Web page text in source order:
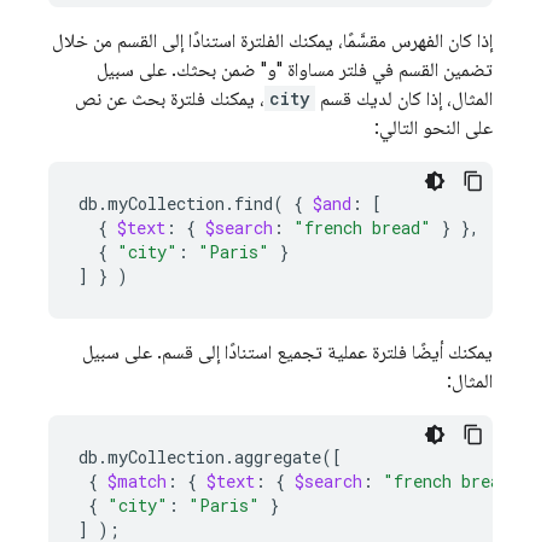
إذا كان الفهرس مقسَّمًا، يمكنك الفلترة استنادًا إلى القسم من خلال
تضمين القسم في فلتر مساواة "و" ضمن بحثك. على سبيل
المثال، إذا كان لديك قسم city ، يمكنك فلترة بحث عن نص
على النحو التالي:
db.myCollection.find( { $and :
[
{ $text : { $search : "french bread" } }
{ "city" : "Paris"
}
]
} )
يمكنك أيضًا فلترة عملية تجميع استنادًا إلى قسم. على سبيل
المثال:
db.myCollection.aggregate([
{ $match : { $text : { $search : "french bread"
{ "city" : "Paris"
}
]
) ;